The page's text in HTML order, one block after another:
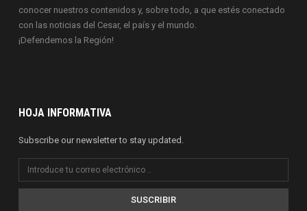
conocer nuestros contenidos y, sobre todo, a que estés conectado
con las noticias del Cesar, el país y el mundo.
¡Defendemos la Región!
HOJA INFORMATIVA
Subscribe our newsletter to stay updated.
SUSCRIBIR